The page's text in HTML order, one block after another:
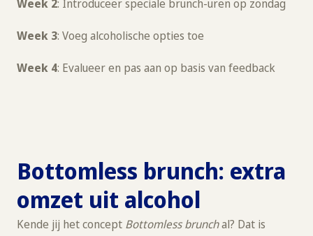
Week 2: Introduceer speciale brunch-uren op zondag
Week 3: Voeg alcoholische opties toe
Week 4: Evalueer en pas aan op basis van feedback
Bottomless brunch: extra
omzet uit alcohol
Kende jij het concept Bottomless brunchal? Dat is